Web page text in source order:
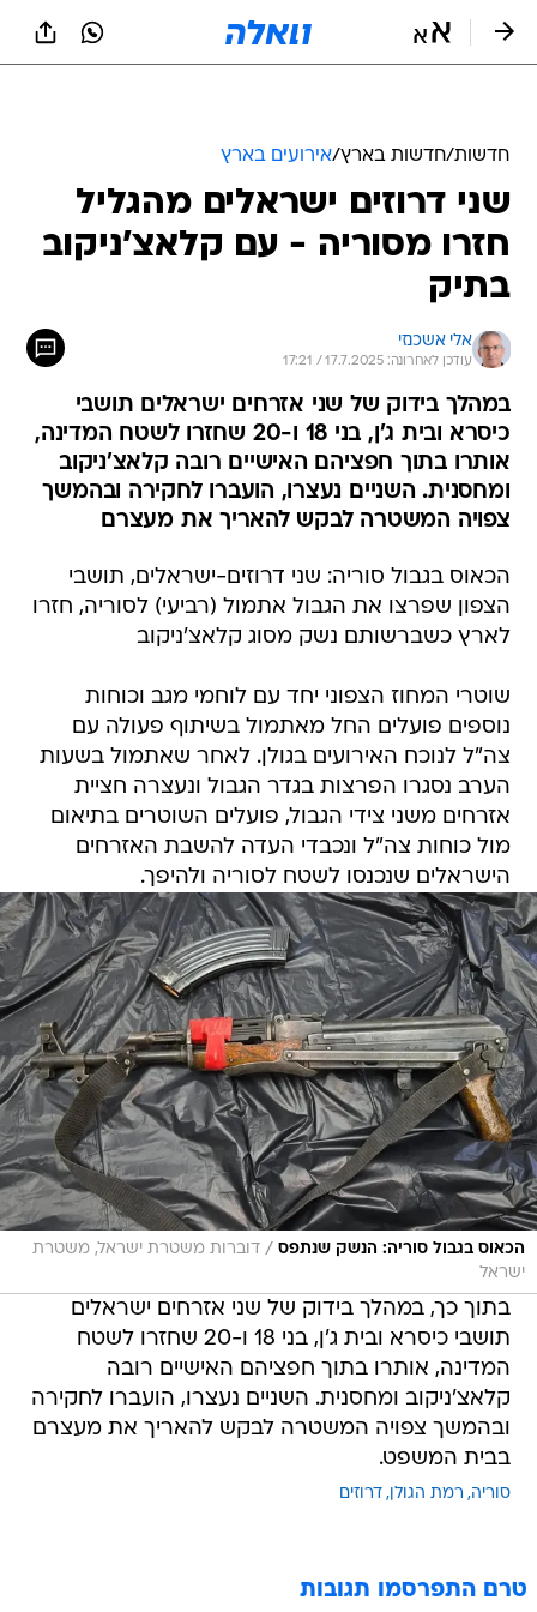
חדשות/חדשות בארץ/אירועים בארץ
שני דרוזים ישראלים מהגליל
חזרו מסוריה - עם קלאצ'ניקוב
בתיק
אלי אשכנזי
עודכן לאחרונה: 17.7.2025 / 17:21
במהלך בידוק של שני אזרחים ישראלים תושבי
כיסרא ובית ג'ן, בני 18 ו-20 שחזרו לשטח המדינה,
אותרו בתוך חפציהם האישיים רובה קלאצ'ניקוב
ומחסנית. השניים נעצרו, הועברו לחקירה ובהמשך
צפויה המשטרה לבקש להאריך את מעצרם
הכאוס בגבול סוריה: שני דרוזים-ישראלים, תושבי
הצפון שפרצו את הגבול אתמול (רביעי) לסוריה, חזרו
לארץ כשברשותם נשק מסוג קלאצ'ניקוב
שוטרי המחוז הצפוני יחד עם לוחמי מגב וכוחות
נוספים פועלים החל מאתמול בשיתוף פעולה עם
צה"ל לנוכח האירועים בגולן. לאחר שאתמול בשעות
הערב נסגרו הפרצות בגדר הגבול ונעצרה חציית
אזרחים משני צידי הגבול, פועלים השוטרים בתיאום
מול כוחות צה"ל ונכבדי העדה להשבת האזרחים
הישראלים שנכנסו לשטח לסוריה ולהיפך.
הכאוס בגבול סוריה: הנשק שנתפס / דוברות משטרת ישראל, משטרת
ישראל
בתוך כך, במהלך בידוק של שני אזרחים ישראלים
תושבי כיסרא ובית ג'ן, בני 18 ו-20 שחזרו לשטח
המדינה, אותרו בתוך חפציהם האישיים רובה
קלאצ'ניקוב ומחסנית. השניים נעצרו, הועברו לחקירה
ובהמשך צפויה המשטרה לבקש להאריך את מעצרם
בבית המשפט.
סוריה רמת הגולן דרוזים
טרם התפרסמו תגובות